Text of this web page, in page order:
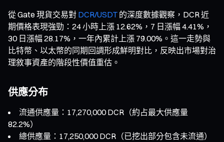
從 Gate 現貨交易對 DCR/USDT 的深度數據觀察，DCR 近
期價格表現強勁：24 小時上漲 12.62%，7 日漲幅 4.41%，
30 日漲幅 28.17%，一年內累計上漲 79.00%。這一走勢與
比特幣、以太幣的同期回調形成鮮明對比，反映出市場對治
理敘事資產的階段性價值重估。
供應分布
流通供應量：17,270,000 DCR（約占最大供應量
82.2%）
總供應量：17,250,000 DCR（已挖出部分包含未流通）